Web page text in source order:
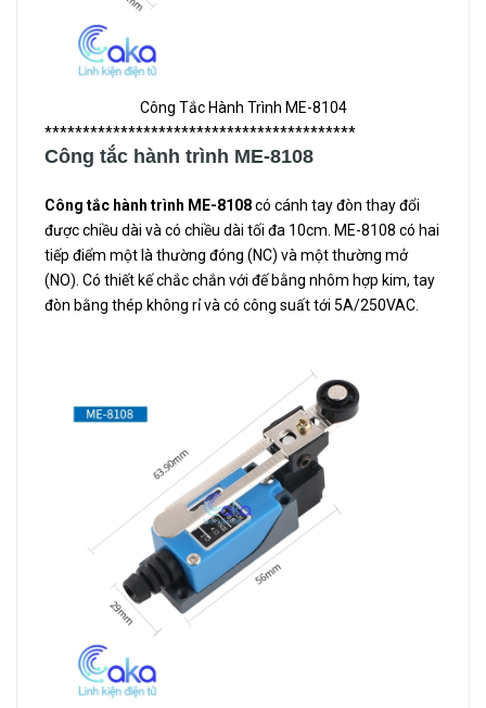
Công Tắc Hành Trình ME-8104
*****************************************
Công tắc hành trình ME-8108
Công tắc hành trình ME-8108có cánh tay đòn thay đổi
được chiều dài và có chiều dài tối đa 10cm. ME-8108 có hai
tiếp điểm một là thường đóng (NC) và một thường mở
(NO). Có thiết kế chắc chắn với đế bằng nhôm hợp kim, tay
đòn bằng thép không rỉ và có công suất tới 5A/250VAC.